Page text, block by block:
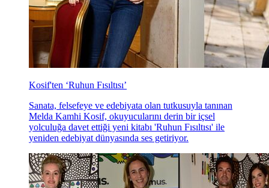
Kosif'ten ‘Ruhun Fısıltısı’
Sanata, felsefeye ve edebiyata olan tutkusuyla tanınan
Melda Kamhi Kosif, okuyucularını derin bir içsel
yolculuğa davet ettiği yeni kitabı 'Ruhun Fısıltısı' ile
yeniden edebiyat dünyasında ses getiriyor.